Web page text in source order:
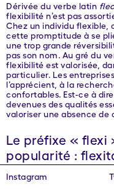
Dérivée du verbe latin
flexibilité n’est pas
Chez un individu flexible,
cette promptitude à se
une trop grande
pas son nom. Au gré du
flexibilité est valorisée,
particulier. Les
l’apprécient, à la
confortables. Est-ce à
devenues des qualités
valoriser une absence de
Le préfixe « flexi
popularité :
flexitarisme,
Instagram